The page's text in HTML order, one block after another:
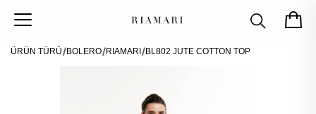
ÜRÜN TÜRÜ BOLERO RIAMARI BL802 JUTE COTTON TOP